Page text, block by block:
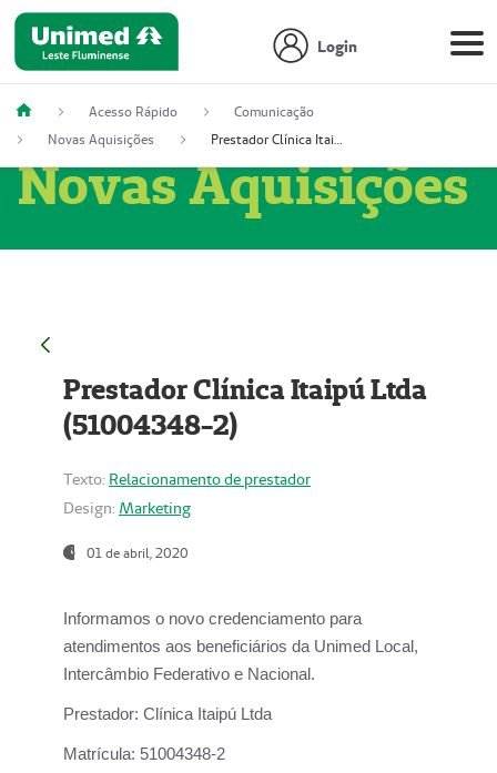
Login
Acesso Rápido
Comunicação
Novas Aquisições
Prestador Clínica Itaipú Ltda (51004348-2)
Novas Aquisições
Prestador Clínica Itaipú Ltda
(51004348-2)
Texto: Relacionamento de prestador
Design: Marketing
01 de abril, 2020
Informamos o novo credenciamento para
atendimentos aos beneficiários da Unimed Local,
Intercâmbio Federativo e Nacional.
Prestador: Clínica Itaipú Ltda
Matrícula: 51004348-2